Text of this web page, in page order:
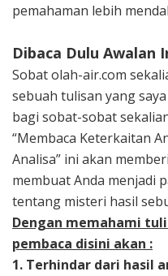
pemahaman lebih
Dibaca Dulu Awalan
Sobat olah-air.com
sebuah tulisan yang
bagi sobat-sobat
“Membaca Keterkaitan
Analisa” ini akan
membuat Anda menjadi
tentang misteri hasil
Dengan memahami
pembaca disini akan :
1. Terhindar dari hasil